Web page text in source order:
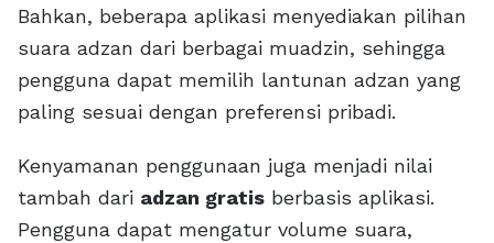
Bahkan, beberapa aplikasi menyediakan pilihan
suara adzan dari berbagai muadzin, sehingga
pengguna dapat memilih lantunan adzan yang
paling sesuai dengan preferensi pribadi.
Kenyamanan penggunaan juga menjadi nilai
tambah dari adzan gratis berbasis aplikasi.
Pengguna dapat mengatur volume suara,